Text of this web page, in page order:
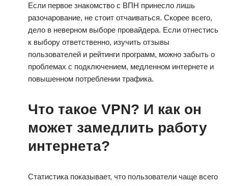
Если первое знакомство с ВПН принесло лишь
разочарование, не стоит отчаиваться. Скорее всего,
дело в неверном выборе провайдера. Если отнестись
к выбору ответственно, изучить отзывы
пользователей и рейтинги программ, можно забыть о
проблемах с подключением, медленном интернете и
повышенном потреблении трафика.
Что такое VPN? И как он
может замедлить работу
интернета?
Статистика показывает, что пользователи чаще всего